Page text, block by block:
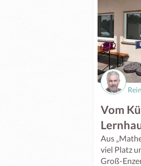
Vom
Aus
viel Platz
Groß-